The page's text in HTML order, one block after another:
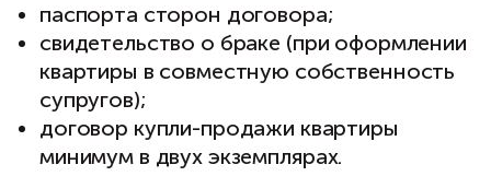
паспорта сторон договора;
свидетельство о браке (при оформлении
квартиры в совместную собственность
супругов);
договор купли-продажи квартиры
минимум в двух экземплярах.